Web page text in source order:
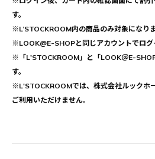
す。
※L’STOCKROOM内の商品のみ対象になりま
※LOOK@E-SHOPと同じアカウントでログ
※「L'STOCKROOM」と「LOOK＠E-
す。
※L'STOCKROOMでは、株式会社ルックホ
ご利用いただけません。